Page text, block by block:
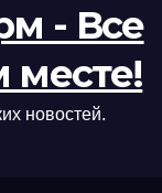
- Все
месте!
новостей.